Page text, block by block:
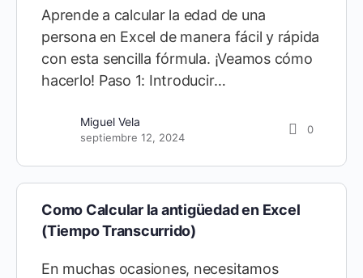
Aprende a calcular la edad de una
persona en Excel de manera fácil y rápida
con esta sencilla fórmula. ¡Veamos cómo
hacerlo! Paso 1: Introducir…
Miguel Vela
septiembre 12, 2024
0
Como Calcular la antigüedad en Excel
(Tiempo Transcurrido)
En muchas ocasiones, necesitamos